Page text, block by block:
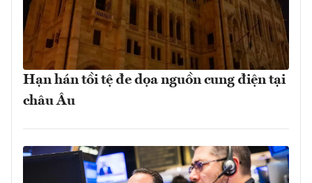
Hạn hán tồi tệ đe dọa nguồn cung điện tại
châu Âu